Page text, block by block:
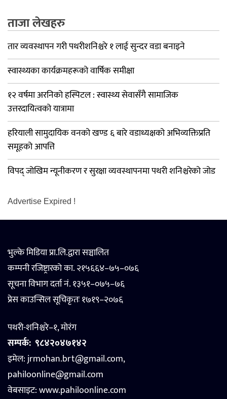
ताजा लेखहरु
तार व्यवस्थापन गरी पथरीशनिश्चरे १ लाई सुन्दर वडा बनाइने
स्वास्थ्यका कार्यक्रमहरूको वार्षिक समीक्षा
१२ वर्षमा अरनिको हस्पिटल : स्वास्थ्य सेवासँगै सामाजिक
उत्तरदायित्वको यात्रामा
हरियाली सामुदायिक वनको खण्ड ६ बारे वडाध्यक्षको अभिव्यक्तिप्रति
समूहको आपत्ति
विपद् जोखिम न्यूनीकरण र सुरक्षा व्यवस्थापनमा पथरी शनिश्चरेको जोड
Advertise Expired !
भुल्के मिडिया प्रा.लि.द्वारा सञ्चालित
कम्पनी रजिष्ट्रारको का. २१५६६४–७५–०७६
सूचना विभाग दर्ता नं. १३५१–०७५–७६
प्रेस काउन्सिल सूचिकृतः १७१९–२०७६
पथरी-शनिश्चरे–१, मोरंग
सम्पर्क: ९८४२०४७१४२
इमेल: jrmohan.brt@gmail.com,
pahiloonline@gmail.com
वेबसाइट:www.pahiloonline.com